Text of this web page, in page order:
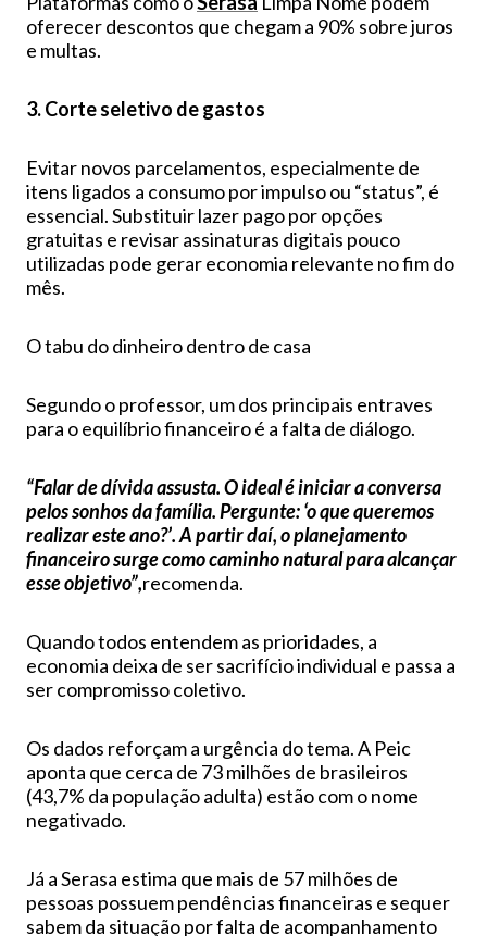
oferecer descontos que chegam a 90% sobre juros
e multas.
3. Corte seletivo de gastos
Evitar novos parcelamentos, especialmente de
itens ligados a consumo por impulso ou “status”, é
essencial. Substituir lazer pago por opções
gratuitas e revisar assinaturas digitais pouco
utilizadas pode gerar economia relevante no fim do
mês.
O tabu do dinheiro dentro de casa
Segundo o professor, um dos principais entraves
para o equilíbrio financeiro é a falta de diálogo.
“Falar de dívida assusta. O ideal é iniciar a conversa
pelos sonhos da família. Pergunte: ‘o que queremos
realizar este ano?’. A partir daí, o planejamento
financeiro surge como caminho natural para alcançar
esse objetivo”,recomenda.
Quando todos entendem as prioridades, a
economia deixa de ser sacrifício individual e passa a
ser compromisso coletivo.
Os dados reforçam a urgência do tema. A Peic
aponta que cerca de 73 milhões de brasileiros
(43,7% da população adulta) estão com o nome
negativado.
Já a Serasa estima que mais de 57 milhões de
pessoas possuem pendências financeiras e sequer
sabem da situação por falta de acompanhamento